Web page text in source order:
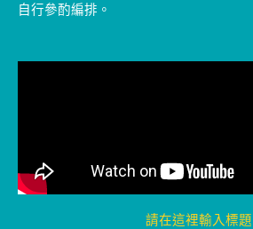
自行參酌編排。
請在這裡輸入標題